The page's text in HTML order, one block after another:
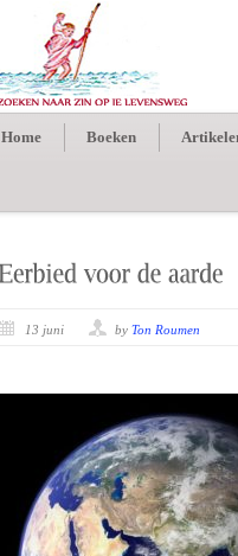
Home Boeken
13 juni by Ton Roumen